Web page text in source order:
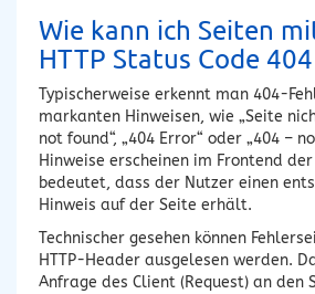
Wie kann ich Seiten
HTTP Status Code
Typischerweise erkennt man 404-
markanten Hinweisen, wie „Seite
not found“, „404 Error“ oder „404 –
Hinweise erscheinen im Frontend
bedeutet, dass der Nutzer einen
Hinweis auf der Seite erhält.
Technischer gesehen können
HTTP-Header ausgelesen werden.
Anfrage des Client (Request) an den